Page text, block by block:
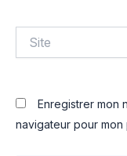
Enregistrer mon
navigateur pour mon